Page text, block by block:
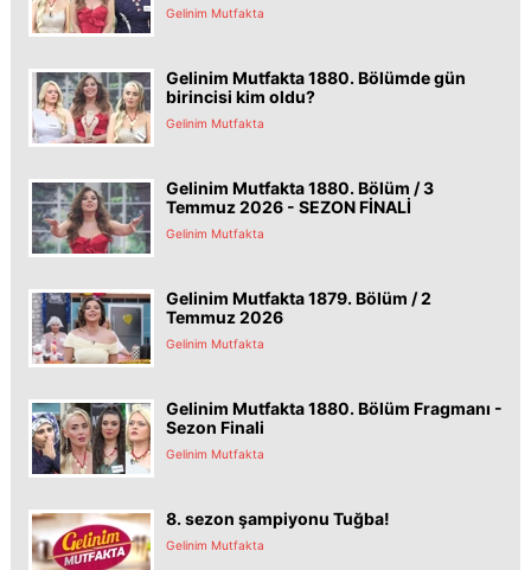
Gelinim Mutfakta
Gelinim Mutfakta 1880. Bölümde gün
birincisi kim oldu?
Gelinim Mutfakta
Gelinim Mutfakta 1880. Bölüm / 3
Temmuz 2026 - SEZON FİNALİ
Gelinim Mutfakta
Gelinim Mutfakta 1879. Bölüm / 2
Temmuz 2026
Gelinim Mutfakta
Gelinim Mutfakta 1880. Bölüm Fragmanı -
Sezon Finali
Gelinim Mutfakta
8. sezon şampiyonu Tuğba!
Gelinim Mutfakta